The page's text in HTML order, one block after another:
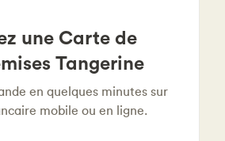
une Carte de
Tangerine
en quelques minutes sur
mobile ou en ligne.